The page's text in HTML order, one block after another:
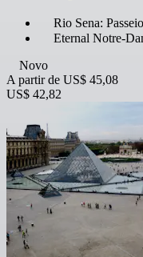
Rio Sena:
Eternal Notre-
Novo
A partir de US$ 45,08
US$ 42,82